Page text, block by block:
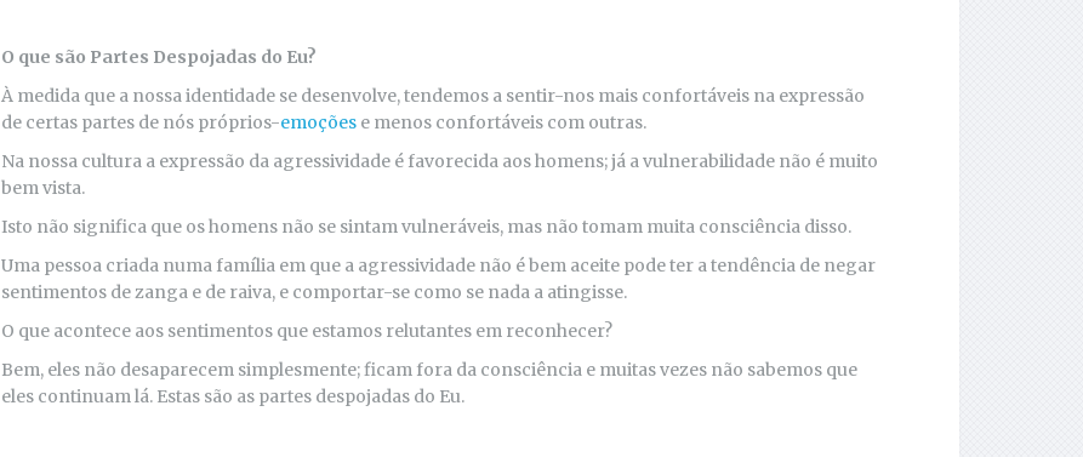
O que são Partes Despojadas do Eu?
À medida que a nossa identidade se desenvolve, tendemos a sentir-nos mais confortáveis na expressão
de certas partes de nós próprios-emoções e menos confortáveis com outras.
Na nossa cultura a expressão da agressividade é favorecida aos homens; já a vulnerabilidade não é muito
bem vista.
Isto não significa que os homens não se sintam vulneráveis, mas não tomam muita consciência disso.
Uma pessoa criada numa família em que a agressividade não é bem aceite pode ter a tendência de negar
sentimentos de zanga e de raiva, e comportar-se como se nada a atingisse.
O que acontece aos sentimentos que estamos relutantes em reconhecer?
Bem, eles não desaparecem simplesmente; ficam fora da consciência e muitas vezes não sabemos que
eles continuam lá. Estas são as partes despojadas do Eu.